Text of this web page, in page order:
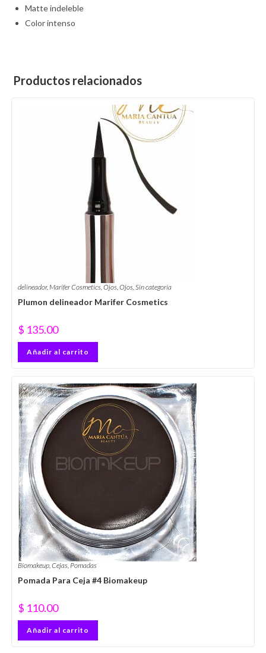
Matte indeleble
Color intenso
Productos relacionados
delineador, Marifer Cosmetics, Ojos, Ojos, Sin categoría
Plumon delineador Marifer Cosmetics
$ 135.00
Añadir al carrito
Biomakeup,Cejas, Pomadas
Pomada Para Ceja #4 Biomakeup
$ 110.00
Añadir al carrito